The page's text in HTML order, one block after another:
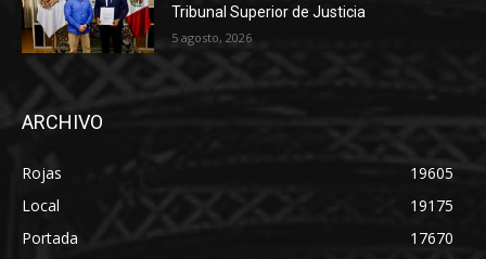
Tribunal Superior de Justicia
5 agosto, 2026
ARCHIVO
Rojas
19605
Local
19175
Portada
17670